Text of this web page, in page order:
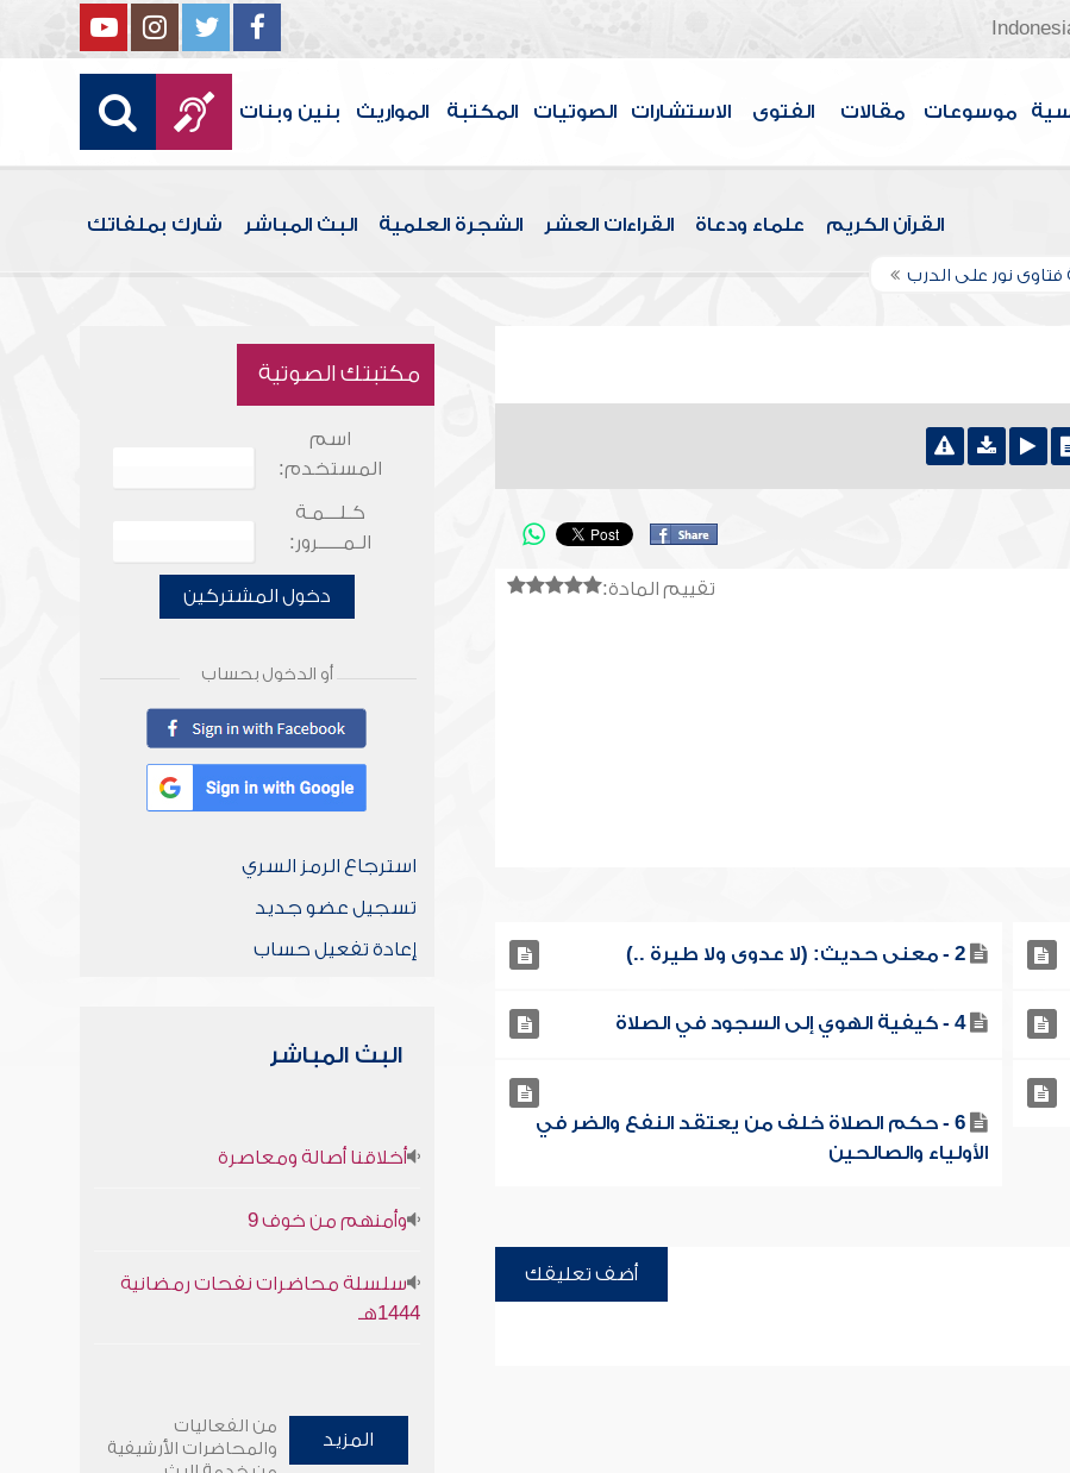
موسوعات مقالات الفتوى الاستشارات الصوتيات المكتبة المواريث بنين وبنات
القرآن الكريم علماء ودعاة القراءات العشر الشجرة العلمية البث المباشر شارك بملفاتك
نور على الدرب
تقييم المادة:
2 - معنى حديث: (لا عدوى ولا طيرة ..)
4 - كيفية الهوي إلى السجود في الصلاة
6 - حكم الصلاة خلف من يعتقد النفع والضر في
الأولياء والصالحين
أضف تعليقك
مكتبتك الصوتية
اسم
المستخدم:
كـلـــمـة
الـمـــــرور:
دخول المشتركين
أو الدخول بحساب
استرجاع الرمز السري
تسجيل عضو جديد
إعادة تفعيل حساب
البث المباشر
أخلاقنا أصالة ومعاصرة
وأمنهم من خوف 9
سلسلة محاضرات نفحات رمضانية
1444هـ
المزيد
من الفعاليات
والمحاضرات الأرشيفية